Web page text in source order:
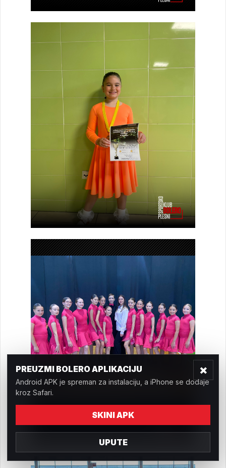
PREUZMI BOLERO APLIKACIJU
Android APK je spreman za instalaciju, a iPhone se dodaje
kroz Safari.
SKINI APK
UPUTE
×